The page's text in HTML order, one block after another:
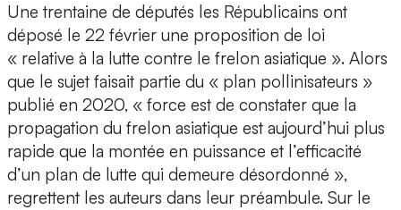
Une trentaine de députés les Républicains ont
déposé le 22 février une proposition de loi
« relative à la lutte contre le frelon asiatique ». Alors
que le sujet faisait partie du « plan pollinisateurs »
publié en 2020, « force est de constater que la
propagation du frelon asiatique est aujourd’hui plus
rapide que la montée en puissance et l’efficacité
d’un plan de lutte qui demeure désordonné »,
regrettent les auteurs dans leur préambule. Sur le